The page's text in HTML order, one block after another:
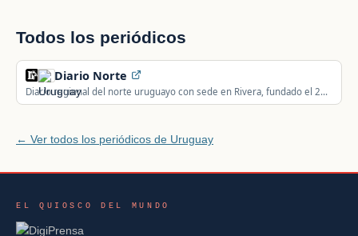
Todos los periódicos
Diario Norte
Diario regional del norte uruguayo con sede en Rivera, fundado el 22
de abril de 1953.
← Ver todos los periódicos de Uruguay
EL QUIOSCO DEL MUNDO